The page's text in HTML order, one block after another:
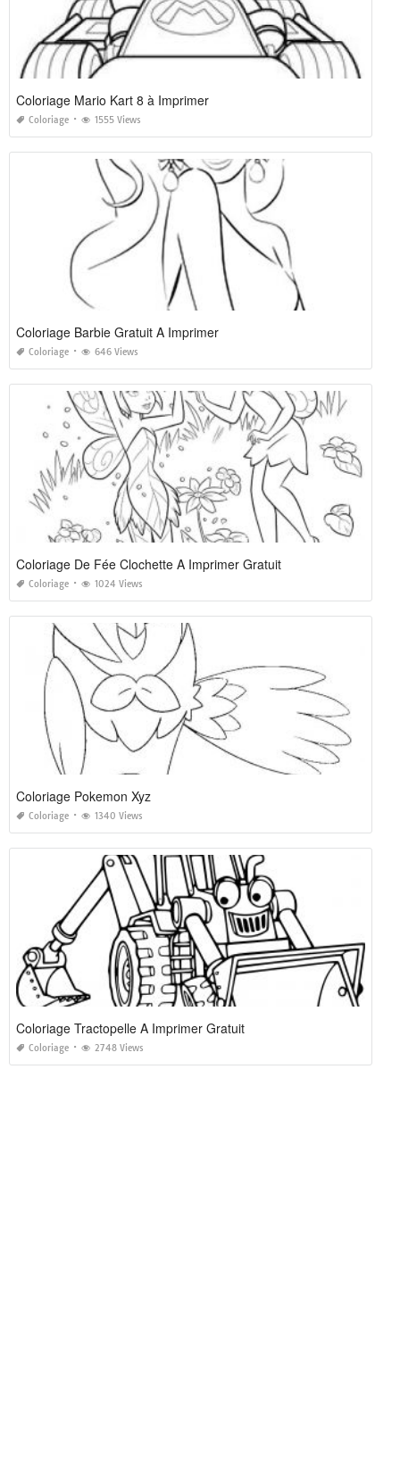
Coloriage Mario Kart 8 à Imprimer
Coloriage 1555 Views
Coloriage Barbie Gratuit A Imprimer
Coloriage 646 Views
Coloriage De Fée Clochette A Imprimer Gratuit
Coloriage 1024 Views
Coloriage Pokemon Xyz
Coloriage 1340 Views
Coloriage Tractopelle A Imprimer Gratuit
Coloriage 2748 Views